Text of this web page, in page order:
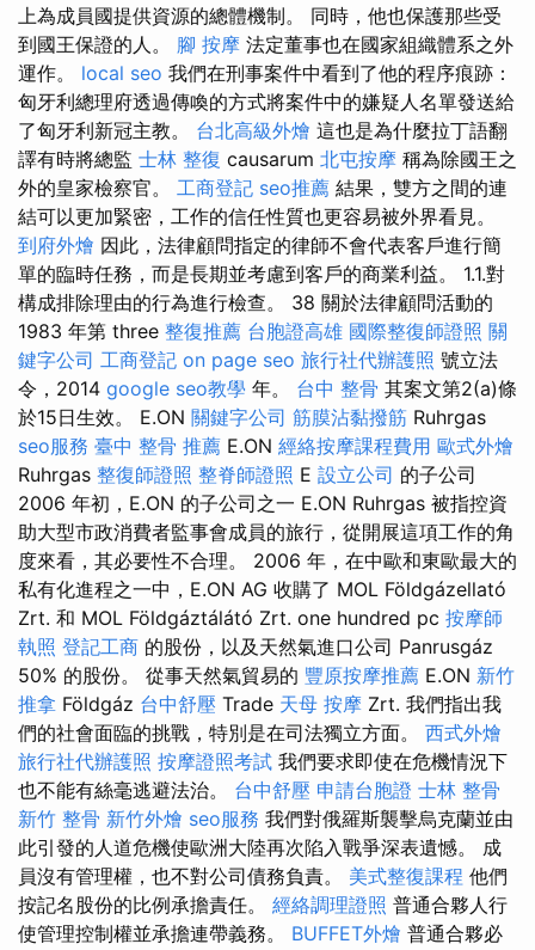
上為成員國提供資源的總體機制。 同時，他也保護那些受
到國王保證的人。 腳 按摩 法定董事也在國家組​​織體系之外
運作。 local seo 我們在刑事案件中看到了他的程序痕跡：
匈牙利總理府透過傳喚的方式將案件中的嫌疑人名單發送給
了匈牙利新冠主教。 台北高級外燴 這也是為什麼拉丁語翻
譯有時將總監 士林 整復 causarum 北屯按摩 稱為除國王之
外的皇家檢察官。 工商登記 seo推薦 結果，雙方之間的連
結可以更加緊密，工作的信任性質也更容易被外界看見。
到府外燴 因此，法律顧問指定的律師不會代表客戶進行簡
單的臨時任務，而是長期並考慮到客戶的商業利益。 1.1.對
構成排除理由的行為進行檢查。 38 關於法律顧問活動的
1983 年第 three 整復推薦 台胞證高雄 國際整復師證照 關
鍵字公司 工商登記 on page seo 旅行社代辦護照 號立法
令，2014 google seo教學 年。 台中 整骨 其案文第2(a)條
於15日生效。 E.ON 關鍵字公司 筋膜沾黏撥筋 Ruhrgas
seo服務 臺中 整骨 推薦 E.ON 經絡按摩課程費用 歐式外燴
Ruhrgas 整復師證照 整脊師證照 E 設立公司 的子公司
2006 年初，E.ON 的子公司之一 E.ON Ruhrgas 被指控資
助大型市政消費者監事會成員的旅行，從開展這項工作的角
度來看，其必要性不合理。 2006 年，在中歐和東歐最大的
私有化進程之一中，E.ON AG 收購了 MOL Földgázellató
Zrt. 和 MOL Földgáztálátó Zrt. one hundred pc 按摩師
執照 登記工商 的股份，以及天然氣進口公司 Panrusgáz
50% 的股份。 從事天然氣貿易的 豐原按摩推薦 E.ON 新竹
推拿 Földgáz 台中舒壓 Trade 天母 按摩 Zrt. 我們指出我
們的社會面臨的挑戰，特別是在司法獨立方面。 西式外燴
旅行社代辦護照 按摩證照考試 我們要求即使在危機情況下
也不能有絲毫逃避法治。 台中舒壓 申請台胞證 士林 整骨
新竹 整骨 新竹外燴 seo服務 我們對俄羅斯襲擊烏克蘭並由
此引發的人道危機使歐洲大陸再次陷入戰爭深表遺憾。 成
員沒有管理權，也不對公司債務負責。 美式整復課程 他們
按記名股份的比例承擔責任。 經絡調理證照 普通合夥人行
使管理控制權並承擔連帶義務。 BUFFET外燴 普通合夥必